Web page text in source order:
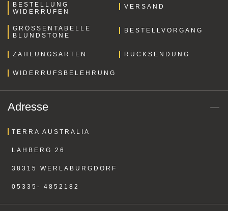
BESTELLUNG
WIDERRUFEN
VERSAND
GRÖSSENTABELLE B
LUNDSTONE
BESTELLVORGANG
ZAHLUNGSARTEN RÜCKSENDUNG
WIDERRUFSBELEHRUNG
Adresse
TERRA AUSTRALIA
LAHBERG 26
38315 WERLABURGDORF
05335- 4852182